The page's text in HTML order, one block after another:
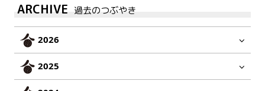
ARCHIVE 過去のつぶやき
2026
2025